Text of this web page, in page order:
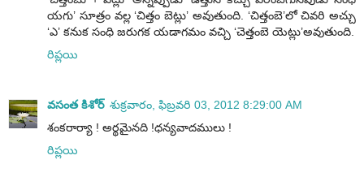
యగు’ సూత్రం వల్ల ‘చిత్తం బెట్లు’ అవుతుంది. ‘చిత్తంబె’లో చివరి అచ్చు
‘ఎ’ కనుక సంధి జరుగక యడాగమం వచ్చి ‘చెత్తంబె యెట్లు’అవుతుంది.
రిప్లయి
వసంత కిశోర్ శుక్రవారం, ఫిబ్రవరి 03, 2012 8:29:00 AM
శంకరార్యా ! అర్థమైనది !ధన్యవాదములు !
రిప్లయి